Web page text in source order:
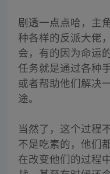
剧透一点点哈，主
种各样的反派大佬
会，有的因为命运
任务就是通过各种
或者帮助他们解决
途。
当然了，这个过程
不是吃素的，他们
在改变他们的过程